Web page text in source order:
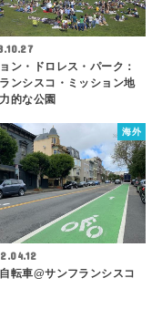
ン・ドロレス・パーク：
ンシスコ・ミッション地
的な公園
海外
転車@サンフランシスコ